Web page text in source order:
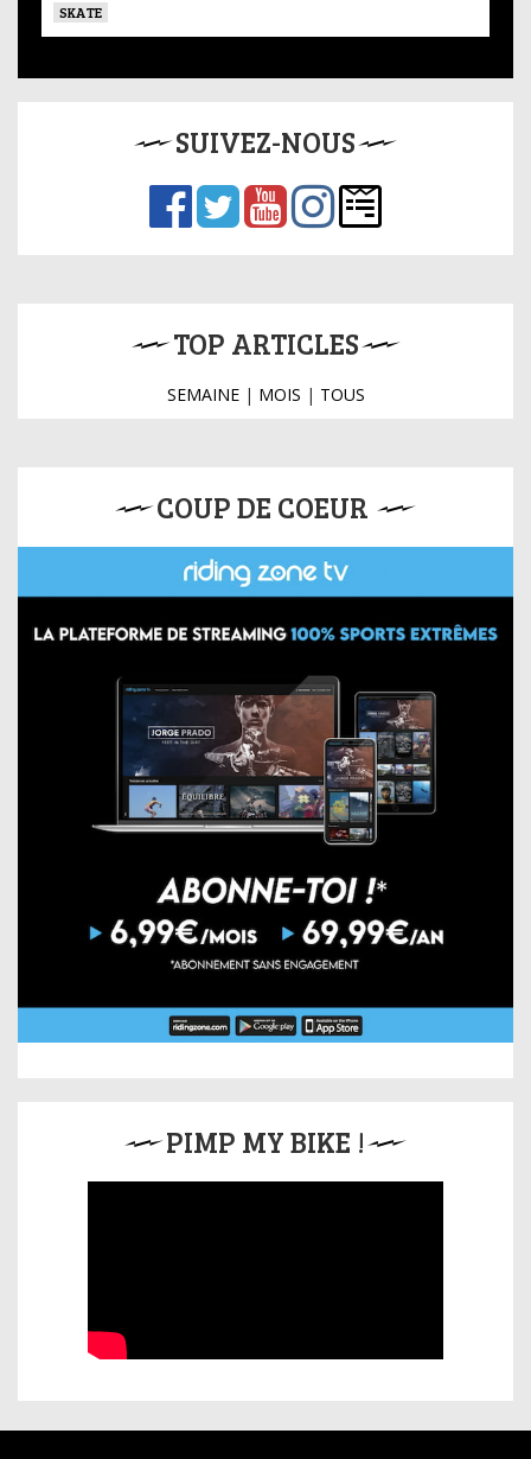
SKATE
SUIVEZ-NOUS
TOP ARTICLES
SEMAINE| MOIS | TOUS
COUP DE COEUR
PIMP MY BIKE !